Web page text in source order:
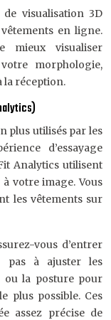
de visualisation 3D
en ligne.
mieux visualiser
morphologie,
la réception.
plus utilisés par les
d’essayage
Analytics utilisent
votre image. Vous
les vêtements sur
vous d’entrer
pas à ajuster les
ou la posture pour
plus possible. Ces
assez précise de